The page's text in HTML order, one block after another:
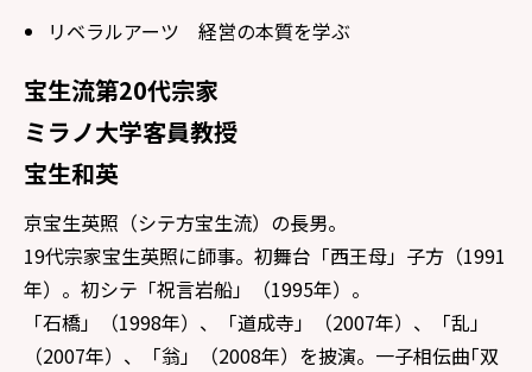
リベラルアーツ 経営の本質を学ぶ
宝生流第20代宗家
ミラノ大学客員教授
宝生和英
京宝生英照（シテ方宝生流）の長男。
19代宗家宝生英照に師事。初舞台「西王母」子方（1991
年）。初シテ「祝言岩船」（1995年）。
「石橋」（1998年）、「道成寺」（2007年）、「乱」
（2007年）、「翁」（2008年）を披演。一子相伝曲｢双